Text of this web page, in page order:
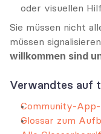
oder visuellen
Sie müssen nicht
müssen
willkommen sind
Verwandtes auf
Community-
Glossar zum